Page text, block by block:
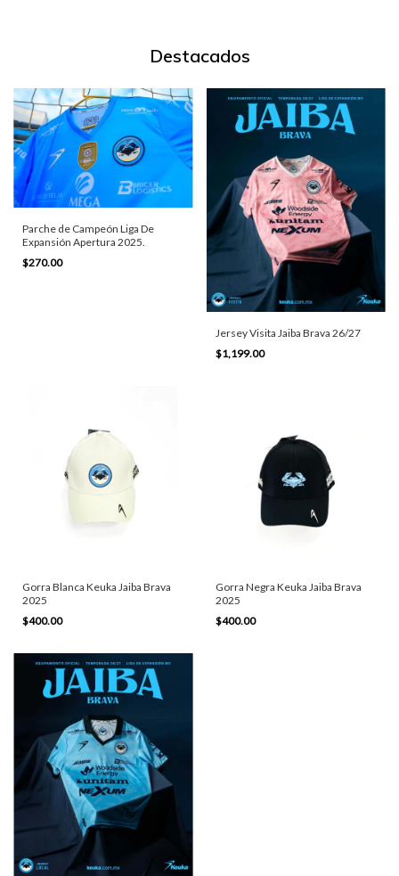
Destacados
Parche de Campeón Liga De
Expansión Apertura 2025.
$270.00
Jersey Visita Jaiba Brava 26/27
$1,199.00
Gorra Blanca Keuka Jaiba Brava
2025
$400.00
Gorra Negra Keuka Jaiba Brava
2025
$400.00